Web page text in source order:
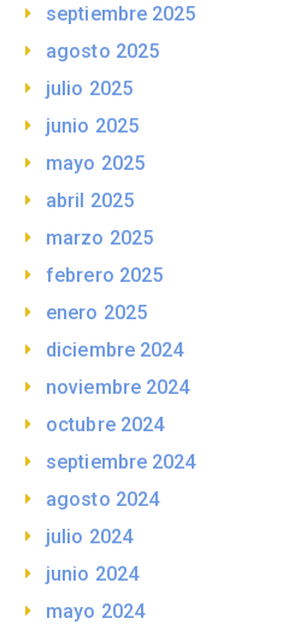
septiembre 2025
agosto 2025
julio 2025
junio 2025
mayo 2025
abril 2025
marzo 2025
febrero 2025
enero 2025
diciembre 2024
noviembre 2024
octubre 2024
septiembre 2024
agosto 2024
julio 2024
junio 2024
mayo 2024